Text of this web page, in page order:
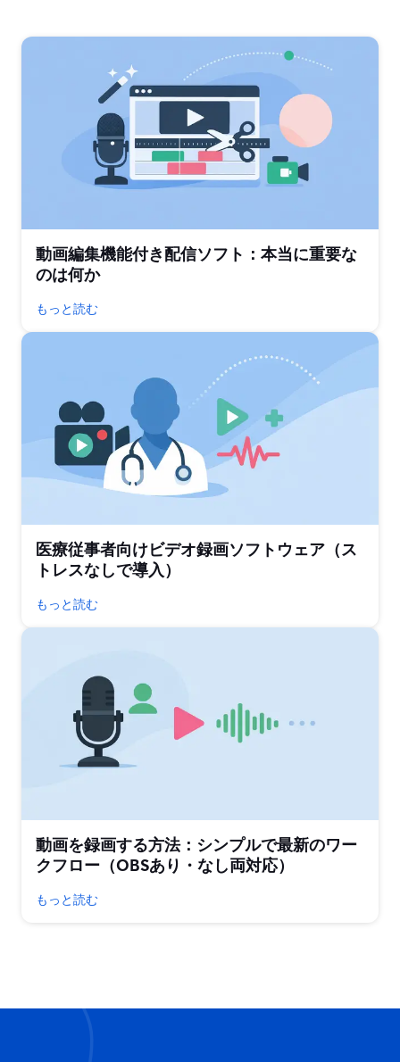
動画編集機能付き配信ソフト：本当に重要な
のは何か
もっと読む
医療従事者向けビデオ録画ソフトウェア（ス
トレスなしで導入）
もっと読む
動画を録画する方法：シンプルで最新のワー
クフロー（OBSあり・なし両対応）
もっと読む